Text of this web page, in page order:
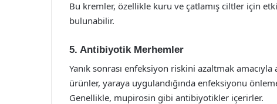
Bu kremler, özellikle kuru ve çatlamış ciltler için
bulunabilir.
5. Antibiyotik Merhemler
Yanık sonrası enfeksiyon riskini azaltmak
ürünler, yaraya uygulandığında enfeksiyonu
Genellikle, mupirosin gibi antibiyotikler içerirler.